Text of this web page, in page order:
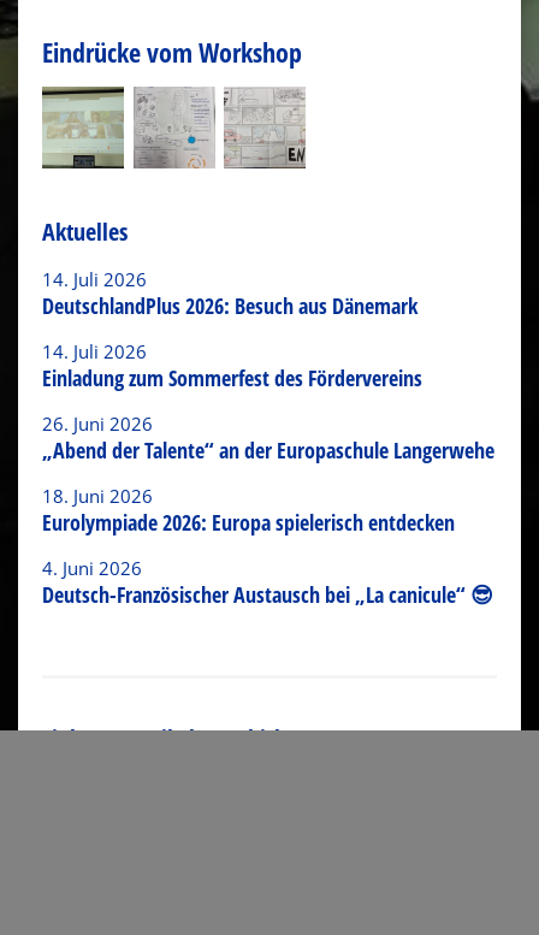
Eindrücke vom Workshop
Aktuelles
14. Juli 2026
DeutschlandPlus 2026: Besuch aus Dänemark
14. Juli 2026
Einladung zum Sommerfest des Fördervereins
26. Juni 2026
„Abend der Talente“ an der Europaschule Langerwehe
18. Juni 2026
Eurolympiade 2026: Europa spielerisch entdecken
4. Juni 2026
Deutsch-Französischer Austausch bei „La canicule“ 😎
Link zum Artikel verschicken